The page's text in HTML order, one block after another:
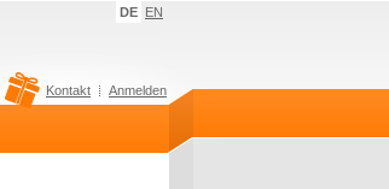
DE EN
Kontakt Anmelden